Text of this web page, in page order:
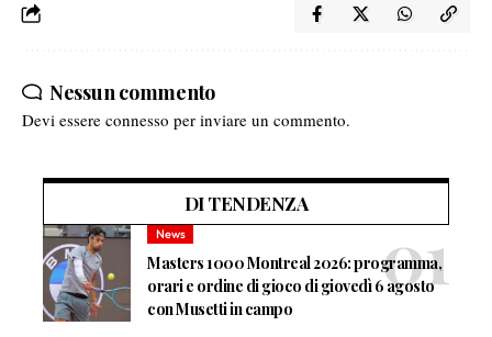
Nessun commento
Devi essere connesso per inviare un commento.
DI TENDENZA
News
Masters 1000 Montreal 2026: programma,
orari e ordine di gioco di giovedì 6 agosto
con Musetti in campo